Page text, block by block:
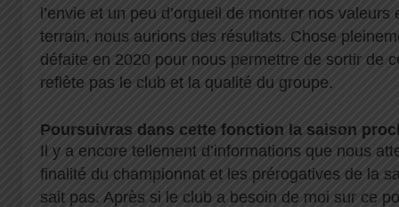
l’envie et un peu d’orgueil de montrer nos
terrain, nous aurions des résultats. Chose
défaite en 2020 pour nous permettre de sortir de
reflète pas le club et la qualité du groupe.
Poursuivras dans cette fonction la saison
Il y a encore tellement d’informations que nous
finalité du championnat et les prérogatives de la
sait pas. Après si le club a besoin de moi sur ce